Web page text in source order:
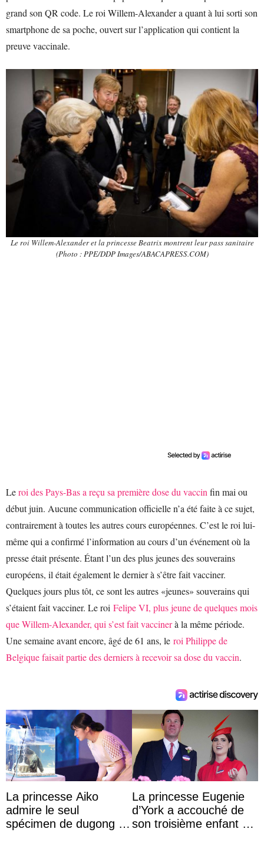
grand son QR code. Le roi Willem-Alexander a quant à lui sorti son
smartphone de sa poche, ouvert sur l’application qui contient la
preuve vaccinale.
Le roi Willem-Alexander et la princesse Beatrix montrent leur pass sanitaire
(Photo : PPE/DDP Images/ABACAPRESS.COM)
Leroi des Pays-Bas a reçu sa première dose du vaccinfin mai ou
début juin. Aucune communication officielle n’a été faite à ce sujet,
contrairement à toutes les autres cours européennes. C’est le roi lui-
même qui a confirmé l’information au cours d’un événement où la
presse était présente. Étant l’un des plus jeunes des souverains
européens, il était également le dernier à s’être fait vacciner.
Quelques jours plus tôt, ce sont les autres «jeunes» souverains qui
s’étaient fait vacciner. Le roi Felipe VI, plus jeune de quelques mois
que Willem-Alexander, qui s’est fait vaccinerà la même période.
Une semaine avant encore, âgé de 61 ans, le roi Philippe de
Belgique faisait partie des derniers à recevoir sa dose du vaccin.
La princesse Aiko
admire le seul
spécimen de dugong en
La princesse Eugenie
d’York a accouché de
son troisième enfant et